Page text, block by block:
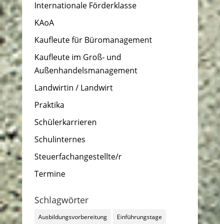
Internationale Förderklasse
KAoA
Kaufleute für Büromanagement
Kaufleute im Groß- und
Außenhandelsmanagement
Landwirtin / Landwirt
Praktika
Schülerkarrieren
Schulinternes
Steuerfachangestellte/r
Termine
Schlagwörter
Ausbildungsvorbereitung Einführungstage